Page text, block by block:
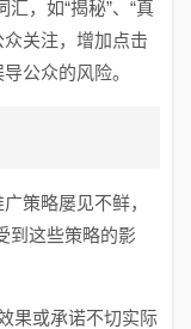
，如“揭秘”、“真
众关注，增加点击
公众的风险。
策略屡见不鲜，
到这些策略的影
果或承诺不切实际